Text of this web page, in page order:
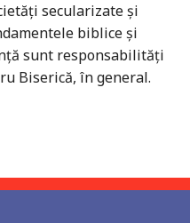
secularizate şi
biblice şi
sunt res­pon­sa­bilități
Biserică, în general.